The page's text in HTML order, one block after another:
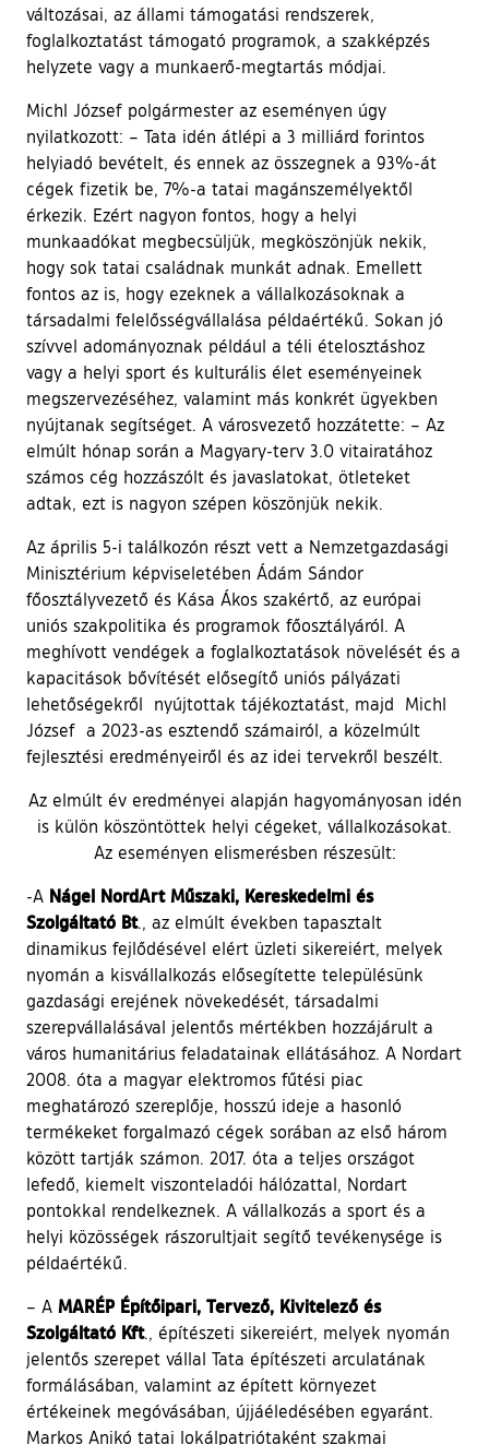
változásai, az állami támogatási rendszerek,
foglalkoztatást támogató programok, a szakképzés
helyzete vagy a munkaerő-megtartás módjai.
Michl József polgármester az eseményen úgy
nyilatkozott: – Tata idén átlépi a 3 milliárd forintos
helyiadó bevételt, és ennek az összegnek a 93%-át
cégek fizetik be, 7%-a tatai magánszemélyektől
érkezik. Ezért nagyon fontos, hogy a helyi
munkaadókat megbecsüljük, megköszönjük nekik,
hogy sok tatai családnak munkát adnak. Emellett
fontos az is, hogy ezeknek a vállalkozásoknak a
társadalmi felelősségvállalása példaértékű. Sokan jó
szívvel adományoznak például a téli ételosztáshoz
vagy a helyi sport és kulturális élet eseményeinek
megszervezéséhez, valamint más konkrét ügyekben
nyújtanak segítséget. A városvezető hozzátette: – Az
elmúlt hónap során a Magyary-terv 3.0 vitairatához
számos cég hozzászólt és javaslatokat, ötleteket
adtak, ezt is nagyon szépen köszönjük nekik.
Az április 5-i találkozón részt vett a Nemzetgazdasági
Minisztérium képviseletében Ádám Sándor
főosztályvezető és Kása Ákos szakértő, az európai
uniós szakpolitika és programok főosztályáról. A
meghívott vendégek a foglalkoztatások növelését és a
kapacitások bővítését elősegítő uniós pályázati
lehetőségekről nyújtottak tájékoztatást, majd Michl
József a 2023-as esztendő számairól, a közelmúlt
fejlesztési eredményeiről és az idei tervekről beszélt.
Az elmúlt év eredményei alapján hagyományosan idén
is külön köszöntöttek helyi cégeket, vállalkozásokat.
Az eseményen elismerésben részesült:
-A Nágel NordArt Műszaki, Kereskedelmi és
Szolgáltató Bt., az elmúlt években tapasztalt
dinamikus fejlődésével elért üzleti sikereiért, melyek
nyomán a kisvállalkozás elősegítette településünk
gazdasági erejének növekedését, társadalmi
szerepvállalásával jelentős mértékben hozzájárult a
város humanitárius feladatainak ellátásához. A Nordart
2008. óta a magyar elektromos fűtési piac
meghatározó szereplője, hosszú ideje a hasonló
termékeket forgalmazó cégek sorában az első három
között tartják számon. 2017. óta a teljes országot
lefedő, kiemelt viszonteladói hálózattal, Nordart
pontokkal rendelkeznek. A vállalkozás a sport és a
helyi közösségek rászorultjait segítő tevékenysége is
példaértékű.
– A MARÉP Építőipari, Tervező, Kivitelező és
Szolgáltató Kft., építészeti sikereiért, melyek nyomán
jelentős szerepet vállal Tata építészeti arculatának
formálásában, valamint az épített környezet
értékeinek megóvásában, újjáéledésében egyaránt.
Markos Anikó tatai lokálpatriótaként szakmai